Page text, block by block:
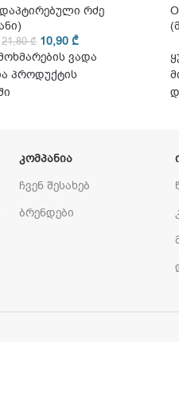
რძე
21,80₾ 10,90₾
ვადა
პროდუქტის
ᲙᲝᲛᲞᲐᲜᲘᲐ
ჩვენ შესახებ
ბრენდები